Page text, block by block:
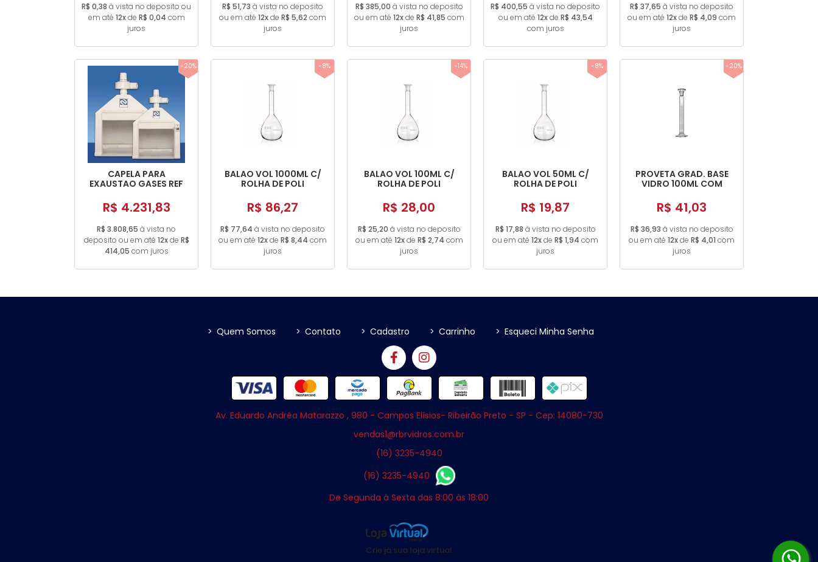
R$ 0,38 à vista no deposito ou
em até 12xde R$ 0,04 com
juros
R$ 51,73 à vista no deposito
ou em até 12xde R$ 5,62 com
juros
R$ 385,00 à vista no deposito
ou em até 12xde R$ 41,85 com
juros
R$ 400,55 à vista no deposito
ou em até 12xde R$ 43,54
com juros
R$ 37,65 à vista no deposito
ou em até 12xde R$ 4,09 com
juros
-20%
CAPELA PARA
EXAUSTAO GASES REF
R$ 4.231,83
R$ 3.808,65 à vista no
deposito ou em até 12xde R$
414,05 com juros
-8%
BALAO VOL 1000ML C/
ROLHA DE POLI
R$ 86,27
R$ 77,64 à vista no deposito
ou em até 12xde R$ 8,44 com
juros
-14%
BALAO VOL 100ML C/
ROLHA DE POLI
R$ 28,00
R$ 25,20 à vista no deposito
ou em até 12xde R$ 2,74 com
juros
-8%
BALAO VOL 50ML C/
ROLHA DE POLI
R$ 19,87
R$ 17,88 à vista no deposito
ou em até 12xde R$ 1,94 com
juros
-20%
PROVETA GRAD. BASE
VIDRO 100ML COM
R$ 41,03
R$ 36,93 à vista no deposito
ou em até 12xde R$ 4,01 com
juros
> Quem Somos > Contato > Cadastro > Carrinho > Esqueci Minha Senha
Av. Eduardo Andréa Matarazzo , 980 - Campos Elísios- Ribeirão Preto - SP - Cep: 14080-730
vendas1@rbrvidros.com.br
(16) 3235-4940
(16) 3235-4940
De Segunda à Sexta das 8:00 às 18:00
Crie já sua loja virtual